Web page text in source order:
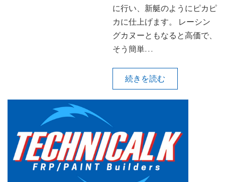
に行い、新艇のようにピカピ
カに仕上げます。 レーシン
グカヌーともなると高価で、
そう簡単…
続きを読む